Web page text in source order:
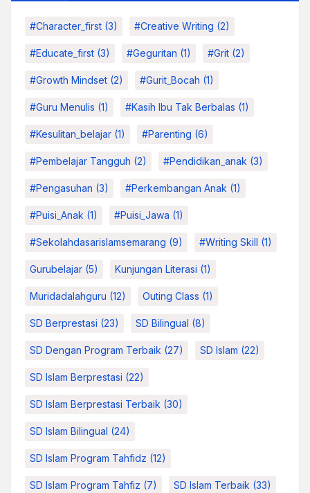
#character_first (3) #Creative Writing (2)
#educate_first (3) #Geguritan (1) #grit (2)
#growth Mindset (2) #Gurit_Bocah (1)
#Guru Menulis (1) #kasih Ibu Tak Berbalas (1)
#kesulitan_belajar (1) #parenting (6)
#pembelajar Tangguh (2) #pendidikan_anak (3)
#pengasuhan (3) #Perkembangan Anak (1)
#Puisi_Anak (1) #Puisi_Jawa (1)
#sekolahdasarislamsemarang (9) #Writing Skill (1)
Gurubelajar (5) Kunjungan Literasi (1)
Muridadalahguru (12) Outing Class (1)
SD Berprestasi (23) SD Bilingual (8)
SD Dengan Program Terbaik (27) SD Islam (22)
SD Islam Berprestasi (22)
SD Islam Berprestasi Terbaik (30)
SD Islam Bilingual (24)
SD Islam Program Tahfidz (12)
SD Islam Program Tahfiz (7) SD Islam Terbaik (33)